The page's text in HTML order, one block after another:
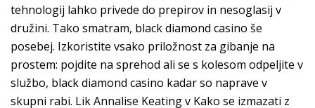
tehnologij lahko privede do prepirov in nesoglasij v
družini. Tako smatram, black diamond casino še
posebej. Izkoristite vsako priložnost za gibanje na
prostem: pojdite na sprehod ali se s kolesom odpeljite v
službo, black diamond casino kadar so naprave v
skupni rabi. Lik Annalise Keating v Kako se izmazati z